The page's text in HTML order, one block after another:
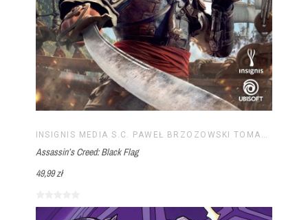
INSIGNIS MEDIA S.C. PAWEŁ BRZOZOWSKI TOMASZ BRZOZOWSKI
Assassin’s Creed: Black Flag
49,99 zł